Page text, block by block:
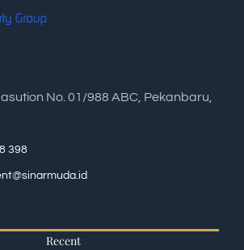
No. 01/988 ABC, Pekanbaru,
398
Recent